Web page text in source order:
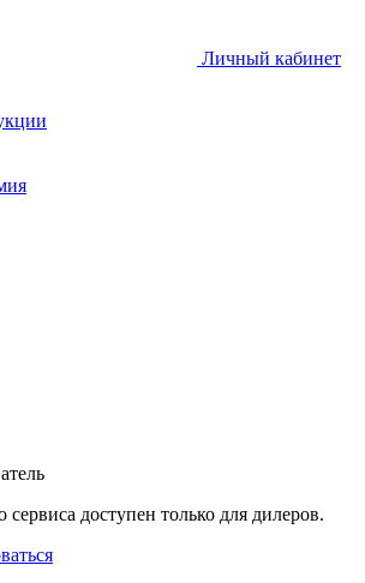
Личный кабинет
доступен только для дилеров.